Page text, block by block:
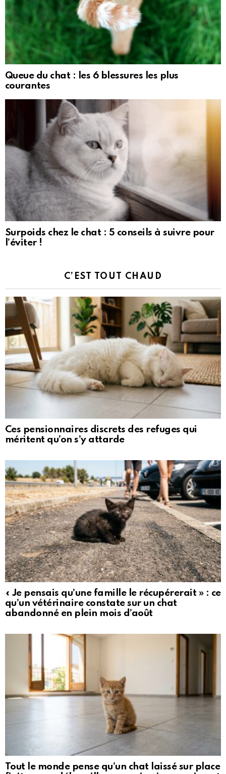
Queue du chat : les 6 blessures les plus
courantes
Surpoids chez le chat : 5 conseils à suivre pour
l’éviter !
C’EST TOUT CHAUD
Ces pensionnaires discrets des refuges qui
méritent qu’on s’y attarde
« Je pensais qu’une famille le récupérerait » : ce
qu’un vétérinaire constate sur un chat
abandonné en plein mois d’août
Tout le monde pense qu’un chat laissé sur place